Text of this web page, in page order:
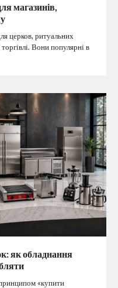
магазинів,
церков, ритуальних
Вони популярні в
як обладнання
«купити